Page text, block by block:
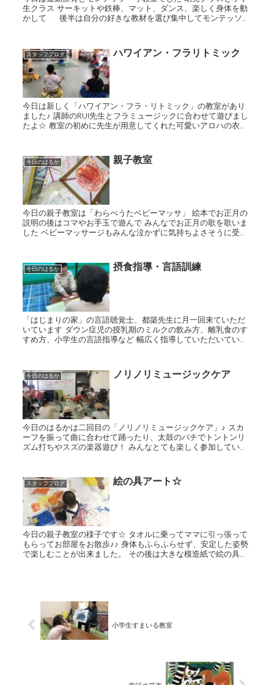
生クラス サーキットや鉄棒、マット、ダンス、楽しく身体を動
かして 後半は自分の好きな教材を選び集中してモンテッソー
スタッフブログ ハワイアン・フラリトミック
今日は新しく「ハワイアン・フラ・リトミック」の教室があり
ました♪ 講師のRUI先生とフラミュージックに合わせて遊びまし
たよ☆ 教室の初めに先生が用意してくれた可愛いアロハの衣装
今日のはるか 親子教室
今日の親子教室は「わらべうたベビーマッサ」 絵本でお正月の
説明の後はコマやお手玉で遊んで みんなでお正月の歌を歌いま
した ベビーマッサージもみんな泣かずに気持ちよさそうに受け
今日のはるか 摂食指導・言語訓練
「はじまりの家」の言語聴覚士、都築先生に月一回来ていただ
いています ダウン症児の授乳期のミルクの飲み方、離乳食のす
すめ方、小学生の言語指導など 幅広く指導していただいていま
今日のはるか ノリノリミュージックケア
今日のはるかは二回目の「ノリノリミュージックケア」♪ スカ
ーフを振って曲に合わせて踊ったり、太鼓のバチでトントンリ
ズム打ちやスズの楽器遊び！ みんなとても楽しく参加していま
スタッフブログ 絵の具アート☆
今日の親子教室の様子です☆ タオルに乗ってママに引っ張って
もらってお部屋をお散歩♪♪ 身体もふらふらせず、安定した姿勢
で楽しむことが出来ました。 その後は大きな模造紙で絵の具あ
小学生すまいる教室